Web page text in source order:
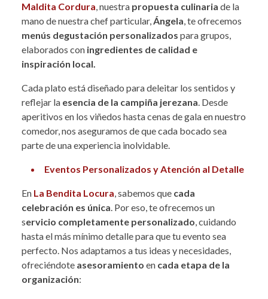
Maldita Cordura, nuestra propuesta culinaria de la
mano de nuestra chef particular,Ángela, te ofrecemos
menús degustación personalizados para grupos,
elaborados con ingredientes de calidad e
inspiración local.
Cada plato está diseñado para deleitar los sentidos y
reflejar la esencia de la campiña jerezana. Desde
aperitivos en los viñedos hasta cenas de gala en nuestro
comedor, nos aseguramos de que cada bocado sea
parte de una experiencia inolvidable.
Eventos Personalizados y Atención al Detalle
En La Bendita Locura, sabemos que cada
celebración es única. Por eso, te ofrecemos un
servicio completamente personalizado, cuidando
hasta el más mínimo detalle para que tu evento sea
perfecto. Nos adaptamos a tus ideas y necesidades,
ofreciéndote asesoramiento en cada etapa de la
organización: